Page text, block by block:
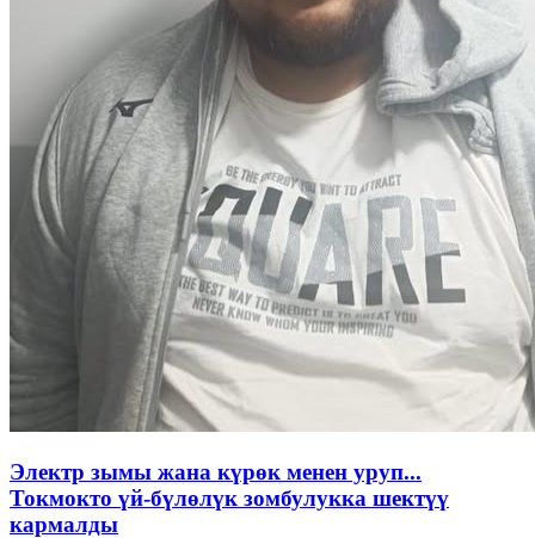
Электр зымы жана күрөк менен уруп...
Токмокто үй-бүлөлүк зомбулукка шектүү
кармалды